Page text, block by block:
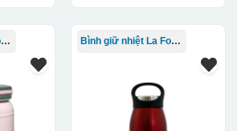
Bình giữ nhiệt La Fonte Bình giữ nhiệt La Fonte